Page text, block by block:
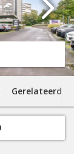
Gerelateerd